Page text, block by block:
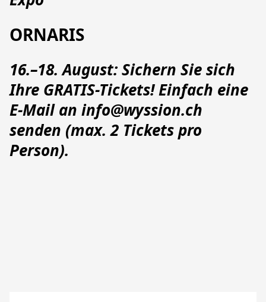
ORNARIS
16.–18. August: Sichern Sie sich
Ihre GRATIS-Tickets! Einfach eine
E-Mail an info@wyssion.ch
senden (max. 2 Tickets pro
Person).